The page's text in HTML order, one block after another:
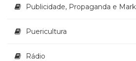
Publicidade, Propaganda e
Puericultura
Rádio